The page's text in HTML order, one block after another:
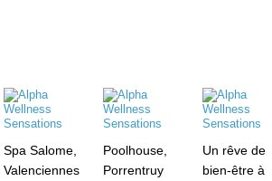
Spa Salome,
Valenciennes
Poolhouse,
Porrentruy
Un rêve de
bien-être à